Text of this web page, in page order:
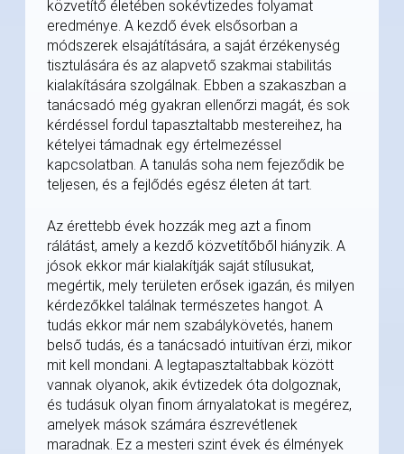
közvetítő életében sokévtizedes folyamat
eredménye. A kezdő évek elsősorban a
módszerek elsajátítására, a saját érzékenység
tisztulására és az alapvető szakmai stabilitás
kialakítására szolgálnak. Ebben a szakaszban a
tanácsadó még gyakran ellenőrzi magát, és sok
kérdéssel fordul tapasztaltabb mestereihez, ha
kételyei támadnak egy értelmezéssel
kapcsolatban. A tanulás soha nem fejeződik be
teljesen, és a fejlődés egész életen át tart.
Az érettebb évek hozzák meg azt a finom
rálátást, amely a kezdő közvetítőből hiányzik. A
jósok ekkor már kialakítják saját stílusukat,
megértik, mely területen erősek igazán, és milyen
kérdezőkkel találnak természetes hangot. A
tudás ekkor már nem szabálykövetés, hanem
belső tudás, és a tanácsadó intuitívan érzi, mikor
mit kell mondani. A legtapasztaltabbak között
vannak olyanok, akik évtizedek óta dolgoznak,
és tudásuk olyan finom árnyalatokat is megérez,
amelyek mások számára észrevétlenek
maradnak. Ez a mesteri szint évek és élmények